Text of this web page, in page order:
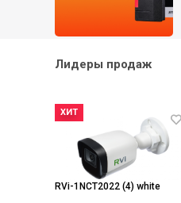
Лидеры продаж
RVi-1NCT2022 (4) white